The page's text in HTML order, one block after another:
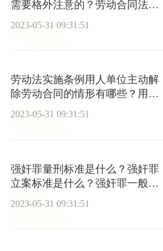
需要格外注意的？劳动合同法经
2023-05-31 09:31:51
劳动法实施条例用人单位主动解
除劳动合同的情形有哪些？用人
单位解除劳动合同的四种情形分
2023-05-31 09:31:51
强奸罪量刑标准是什么？强奸罪
立案标准是什么？强奸罪一般判
2023-05-31 09:31:51